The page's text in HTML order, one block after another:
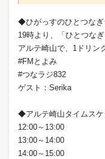
◆ひがっすのひとつなぎ
19時より、「ひとつな
アルテ崎山で、1ドリン
#FMとよみ
#つなラジ832
ゲスト：Serika
◆アルテ崎山タイムスケ
12:00～13:00
13:00～14:00
14:00～15:00